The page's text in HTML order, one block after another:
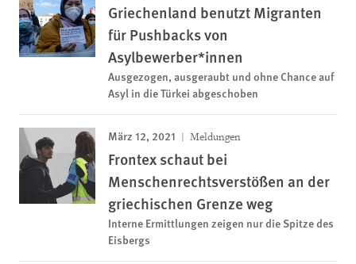
Griechenland benutzt Migranten
für Pushbacks von
Asylbewerber*innen
Ausgezogen, ausgeraubt und ohne Chance auf
Asyl in die Türkei abgeschoben
März 12, 2021 Meldungen
Frontex schaut bei
Menschenrechtsverstößen an der
griechischen Grenze weg
Interne Ermittlungen zeigen nur die Spitze des
Eisbergs